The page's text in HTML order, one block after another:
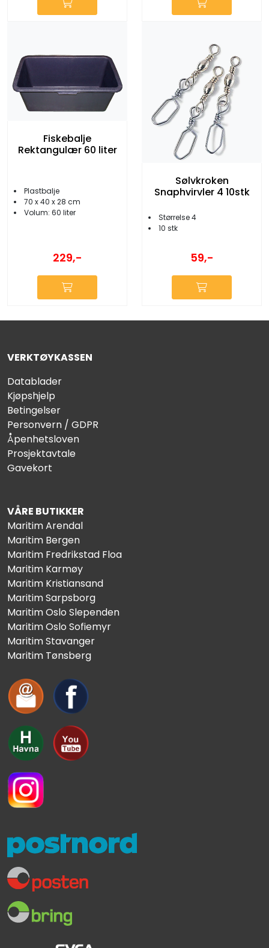
Fiskebalje
Rektangulær 60 liter
Plastbalje
70 x 40 x 28 cm
Volum: 60 liter
229,-
Sølvkroken
Snaphvirvler 4 10stk
Størrelse 4
10 stk
59,-
VERKTØYKASSEN
Datablader
Kjøpshjelp
Betingelser
Personvern / GDPR
Åpenhetsloven
Prosjektavtale
Gavekort
VÅRE BUTIKKER
Maritim Arendal
Maritim Bergen
Maritim Fredrikstad Floa
Maritim Karmøy
Maritim Kristiansand
Maritim Sarpsborg
Maritim Oslo Slependen
Maritim Oslo Sofiemyr
Maritim Stavanger
Maritim Tønsberg